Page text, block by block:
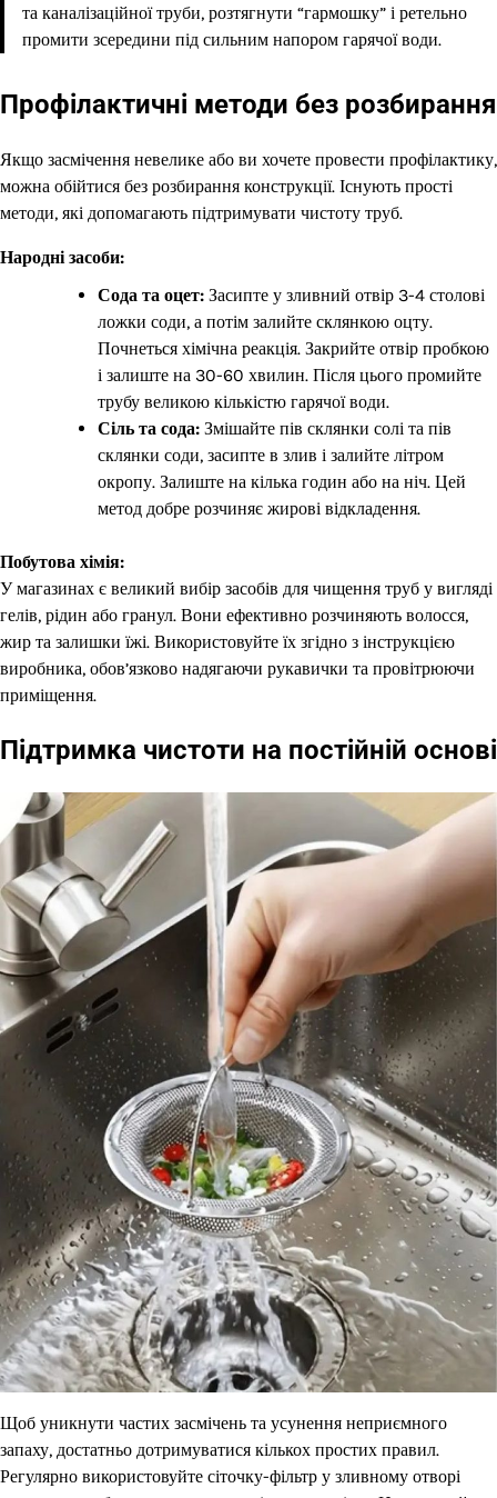
та каналізаційної труби, розтягнути “гармошку” і ретельно
промити зсередини під сильним напором гарячої води.
Профілактичні методи без розбирання
Якщо засмічення невелике або ви хочете провести профілактику,
можна обійтися без розбирання конструкції. Існують прості
методи, які допомагають підтримувати чистоту труб.
Народні засоби:
Сода та оцет: Засипте у зливний отвір 3-4 столові
ложки соди, а потім залийте склянкою оцту.
Почнеться хімічна реакція. Закрийте отвір пробкою
і залиште на 30-60 хвилин. Після цього промийте
трубу великою кількістю гарячої води.
Сіль та сода: Змішайте пів склянки солі та пів
склянки соди, засипте в злив і залийте літром
окропу. Залиште на кілька годин або на ніч. Цей
метод добре розчиняє жирові відкладення.
Побутова хімія:
У магазинах є великий вибір засобів для чищення труб у вигляді
гелів, рідин або гранул. Вони ефективно розчиняють волосся,
жир та залишки їжі. Використовуйте їх згідно з інструкцією
виробника, обов’язково надягаючи рукавички та провітрюючи
приміщення.
Підтримка чистоти на постійній основі
Щоб уникнути частих засмічень та усунення неприємного
запаху, достатньо дотримуватися кількох простих правил.
Регулярно використовуйте сіточку-фільтр у зливному отворі